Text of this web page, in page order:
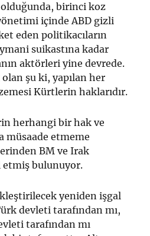
birinci koz
içinde ABD gizli
eden politikacıların
suikastına kadar
aktörleri yine devrede.
şu ki, yapılan her
Kürtlerin haklarıdır.
herhangi bir hak ve
müsaade etmeme
BM ve Irak
bulunuyor.
yeniden işgal
devleti tarafından mı,
tarafından mı